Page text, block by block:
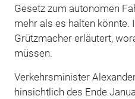
Gesetz zum autonomen
mehr als es halten könnte.
Grützmacher erläutert,
müssen.
Verkehrsminister
hinsichtlich des Ende